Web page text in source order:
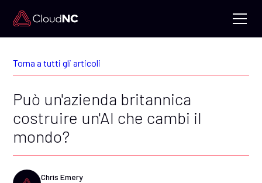
Torna a tutti gli articoli
Può un'azienda britannica
costruire un'AI che cambi il
mondo?
Chris Emery